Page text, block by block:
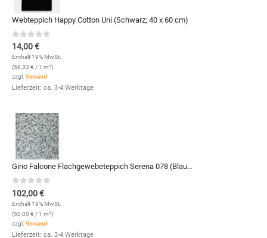
Webteppich Happy Cotton Uni (Schwarz; 40 x 60 cm)
0 out of 5
14,00€
Enthält 19% MwSt.
(58,33 € / 1 m²)
zzgl. Versand
Lieferzeit: ca. 3-4 Werktage
Gino Falcone Flachgewebeteppich Serena 078 (Blau Multi; 120 x 170 cm)
0out of 5
102,00€
Enthält 19% MwSt.
(50,00 € / 1 m²)
zzgl. Versand
Lieferzeit: ca. 3-4 Werktage